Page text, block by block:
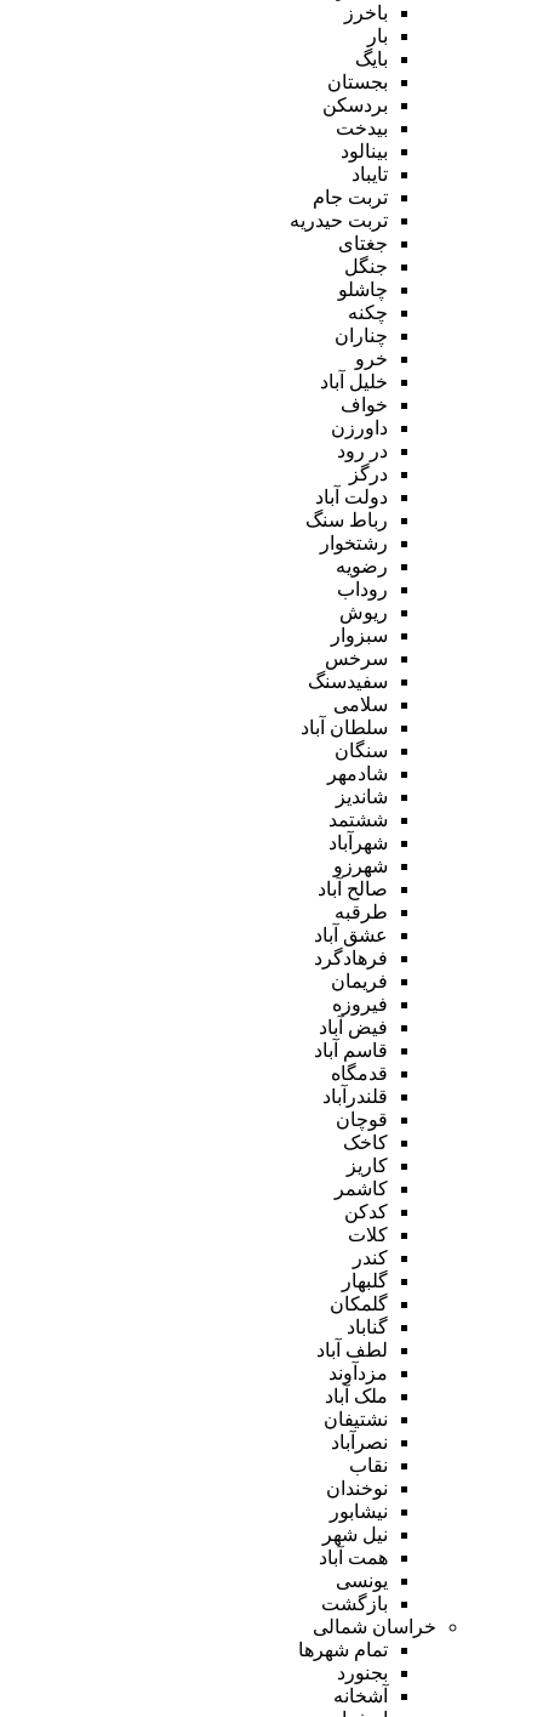
باخرز
بار
بایگ
بجستان
بردسکن
بیدخت
بینالود
تایباد
تربت جام
تربت حیدریه
جغتای
جنگل
چاشلو
چکنه
چناران
خرو
خلیل آباد
خواف
داورزن
در رود
درگز
دولت آباد
رباط سنگ
رشتخوار
رضویه
روداب
ریوش
سبزوار
سرخس
سفیدسنگ
سلامی
سلطان آباد
سنگان
شادمهر
شاندیز
ششتمد
شهرآباد
شهرزو
صالح آباد
طرقبه
عشق آباد
فرهادگرد
فریمان
فیروزه
فیض آباد
قاسم آباد
قدمگاه
قلندرآباد
قوچان
کاخک
کاریز
کاشمر
کدکن
کلات
کندر
گلبهار
گلمکان
گناباد
لطف آباد
مزدآوند
ملک آباد
نشتیفان
نصرآباد
نقاب
نوخندان
نیشابور
نیل شهر
همت آباد
یونسی
بازگشت
خراسان شمالی
تمام شهر‌ها
بجنورد
آشخانه